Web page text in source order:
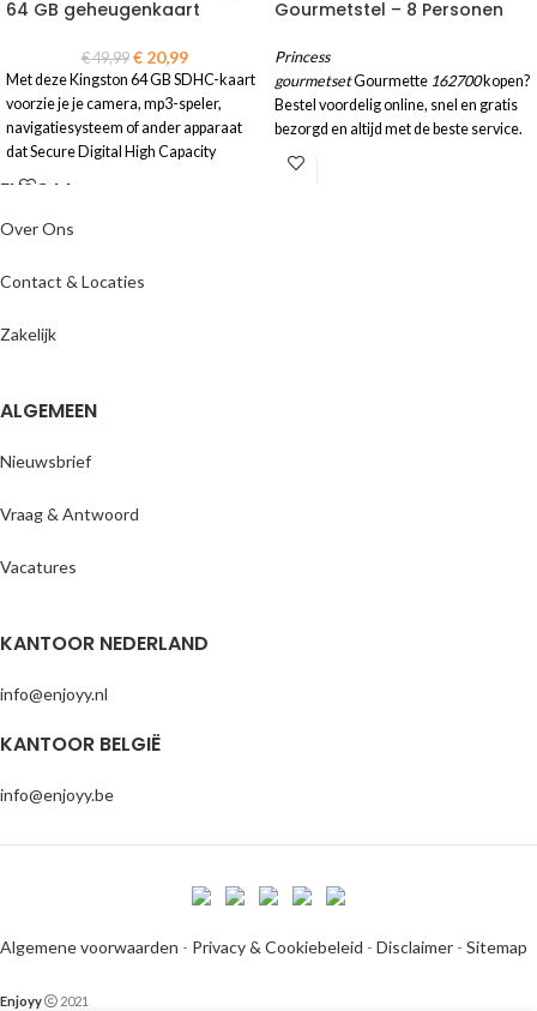
64 GB geheugenkaart
€49,99 €20,99
Met deze Kingston 64 GB SDHC-kaart
voorzie je je camera, mp3-speler,
navigatiesysteem of ander apparaat
dat Secure Digital High Capacity
ondersteunt, van maar liefst 64 GB aan
Gourmetstel – 8 Personen
Princess
gourmetsetGourmette 162700kopen?
Bestel voordelig online, snel en gratis
bezorgd en altijd met de beste service.
ENJOYY
Over Ons
Contact & Locaties
Zakelijk
ALGEMEEN
Nieuwsbrief
Vraag & Antwoord
Vacatures
KANTOOR NEDERLAND
info@enjoyy.nl
KANTOOR BELGIË
info@enjoyy.be
Algemene voorwaarden - Privacy & Cookiebeleid - Disclaimer - Sitemap
Enjoyy 2021